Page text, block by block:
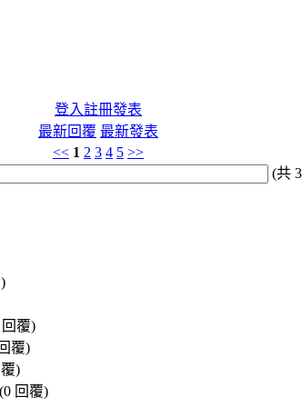
登入註冊發表
最新回覆 最新發表
<< 1 2 3 4 5 >>
(共
回覆)
覆)
)
(0 回覆)